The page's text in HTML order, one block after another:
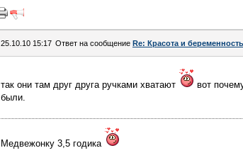
25.10.10 15:17 Ответ на сообщение Re: Красота и
так они там друг друга ручками хватают
вот
были.
Медвежонку 3,5 годика